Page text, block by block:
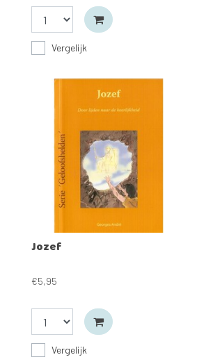
Vergelijk
Jozef
€5,95
Vergelijk